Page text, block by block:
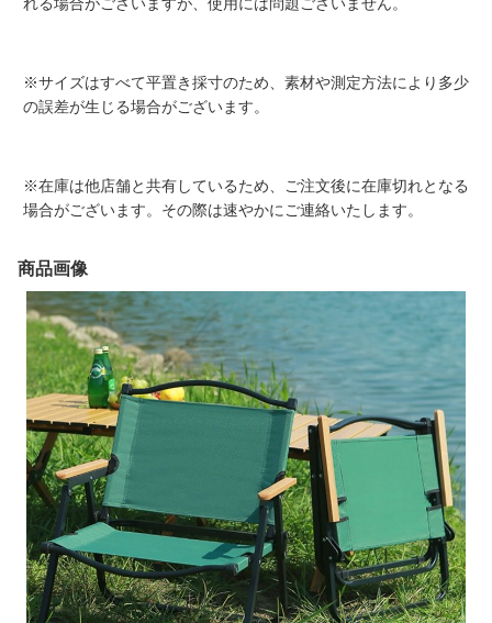
れる場合がございますが、使用には問題ございません。
※サイズはすべて平置き採寸のため、素材や測定方法により多少
の誤差が生じる場合がございます。
※在庫は他店舗と共有しているため、ご注文後に在庫切れとなる
場合がございます。その際は速やかにご連絡いたします。
商品画像